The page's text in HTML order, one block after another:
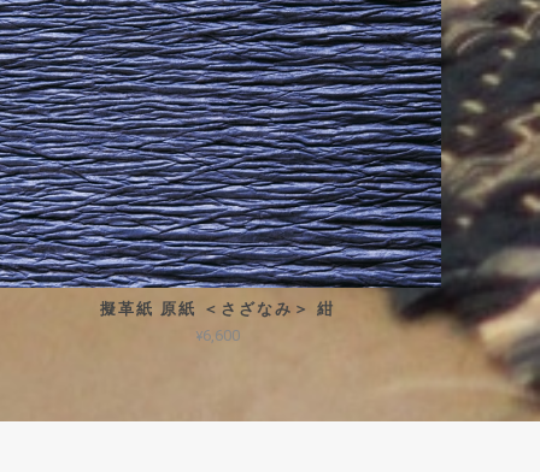
擬革紙 原紙 ＜さざなみ＞ 紺
¥6,600